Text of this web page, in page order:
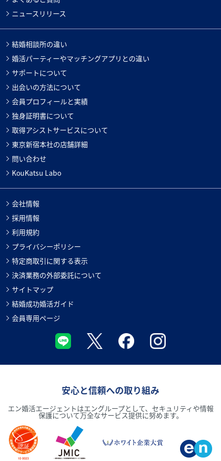
ニュースリリース
結婚相談所の違い
婚活パーティーやマッチングアプリとの違い
サポートについて
出会いの方法について
会員プロフィールと実績
独身証明書について
取得アシストサービスについて
東京新宿本社の店舗詳細
問い合わせ
KouKatsu Labo
会社情報
採用情報
利用規約
プライバシーポリシー
特定商取引に関する表示
決済業務の外部委託について
サイトマップ
結婚成功婚活ガイド
会員専用ページ
安心と信頼への取り組み
エン婚活エージェントはエングループとして、セキュリティや情報
保護について万全なサービス提供に努めます。